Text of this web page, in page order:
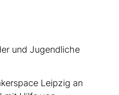
und Jugendliche
Leipzig an